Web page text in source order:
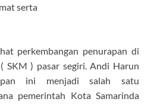
serta
perkembangan penurapan di
SKM ) pasar segiri. Andi Harun
ini menjadi salah satu
pemerintah Kota Samarinda